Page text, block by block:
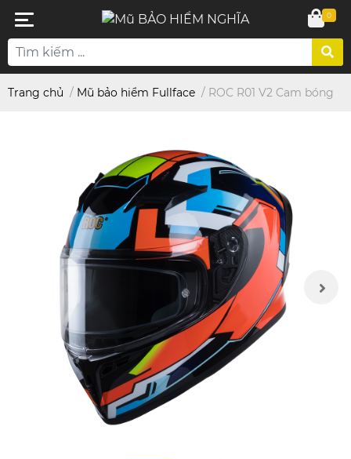
0
Trang chủ / Mũ bảo hiểm Fullface / ROC R01 V2 Cam bóng